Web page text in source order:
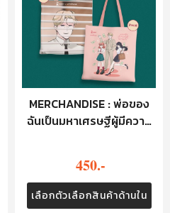
MERCHANDISE : พ่อของ
ฉันเป็นมหาเศรษฐีผู้มีความ
450.-
เลือกตัวเลือกสินค้าด้านใน